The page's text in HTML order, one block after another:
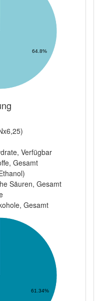
64.8%
Verfügbar
Gesamt
Säuren, Gesamt
Gesamt
61.34%